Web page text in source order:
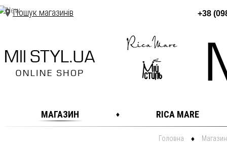
Пошук магазинів +38
МАГАЗИН RICA MARE
Головна Магазин